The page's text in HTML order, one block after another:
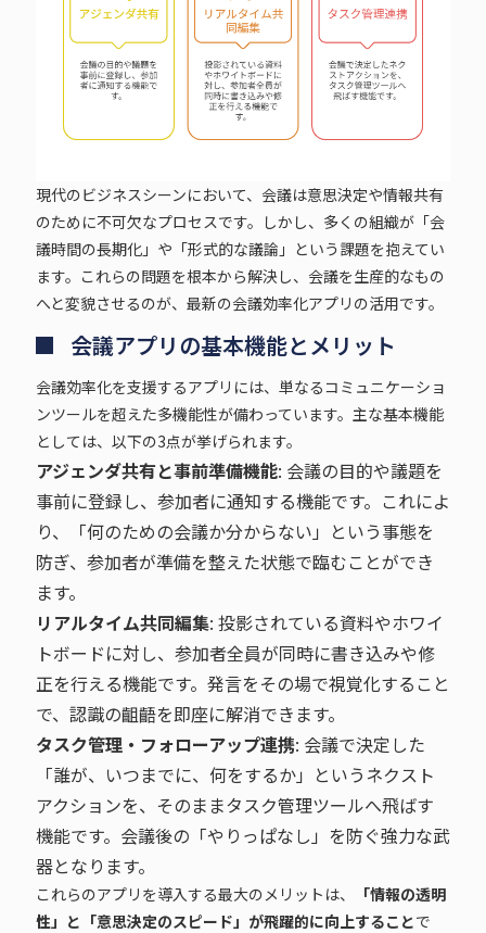
現代のビジネスシーンにおいて、会議は意思決定や情報共有
のために不可欠なプロセスです。しかし、多くの組織が「会
議時間の長期化」や「形式的な議論」という課題を抱えてい
ます。これらの問題を根本から解決し、会議を生産的なもの
へと変貌させるのが、最新の会議効率化アプリの活用です。
会議アプリの基本機能とメリット
会議効率化を支援するアプリには、単なるコミュニケーショ
ンツールを超えた多機能性が備わっています。主な基本機能
としては、以下の3点が挙げられます。
アジェンダ共有と事前準備機能: 会議の目的や議題を
事前に登録し、参加者に通知する機能です。これによ
り、「何のための会議か分からない」という事態を
防ぎ、参加者が準備を整えた状態で臨むことができ
ます。
リアルタイム共同編集: 投影されている資料やホワイ
トボードに対し、参加者全員が同時に書き込みや修
正を行える機能です。発言をその場で視覚化すること
で、認識の齟齬を即座に解消できます。
タスク管理・フォローアップ連携: 会議で決定した
「誰が、いつまでに、何をするか」というネクスト
アクションを、そのままタスク管理ツールへ飛ばす
機能です。会議後の「やりっぱなし」を防ぐ強力な武
器となります。
これらのアプリを導入する最大のメリットは、
「情報の透明
性」と「意思決定のスピード」が飛躍的に向上することで